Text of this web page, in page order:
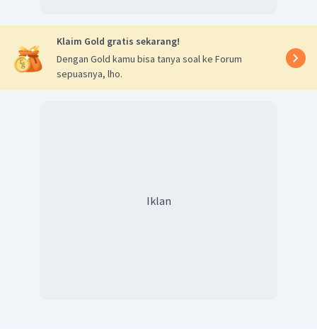
Klaim Gold gratis sekarang!
Dengan Gold kamu bisa tanya soal ke Forum
sepuasnya, lho.
Iklan